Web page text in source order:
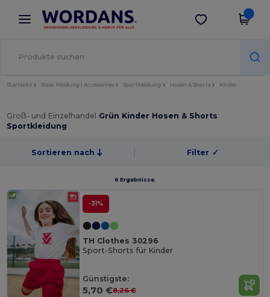
× Wordans App
Bessere Preise in der App!
App holen
Startseite Basic Kleidung | Accessoires Sportkleidung Hosen & Shorts Kinder
Groß- und Einzelhandel Grün Kinder Hosen & Shorts
Sportkleidung
Sortieren nach Filter ✓
6 Ergebnisse.
-31%
TH Clothes 30296
Sport-Shorts für Kinder
Günstigste:
5,70 €8,26 €